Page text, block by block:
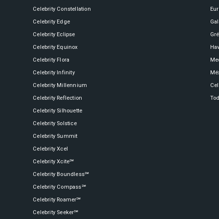
Boundless℠
Compass℠
Constellation®
Eclipse®
Edge®
e Fitness
Retreat
Day at CocoCay
os Destinos
Celebrity Constellation
Celebrity Edge
Celebrity Eclipse
Celebrity Equinox
Celebrity Flora
Celebrity Infinity
Celebrity Millennium
Celebrity Reflection
Celebrity Silhouette
Celebrity Solstice
Celebrity Summit
Celebrity Xcel
Celebrity Xcite℠
Celebrity Boundless℠
Celebrity Compass℠
Celebrity Roamer℠
Celebrity Seeker℠